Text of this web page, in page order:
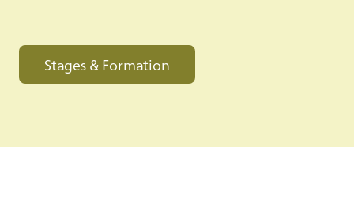
Stages & Formation